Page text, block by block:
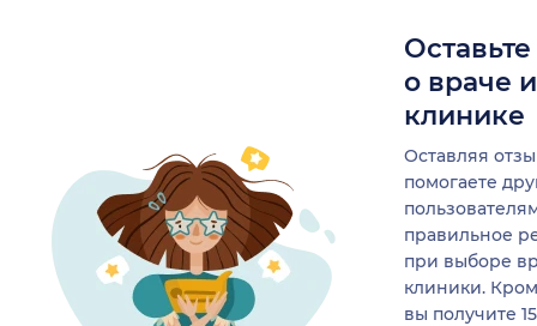
о враче
клинике
Оставляя
помогаете
правильное
при выборе
клиники.
вы получите